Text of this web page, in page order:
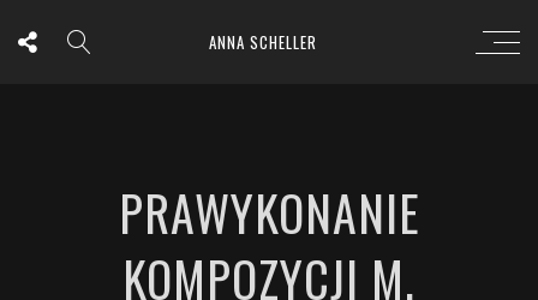
ANNA SCHELLER
PRAWYKONANIE
KOMPOZYCJI M.